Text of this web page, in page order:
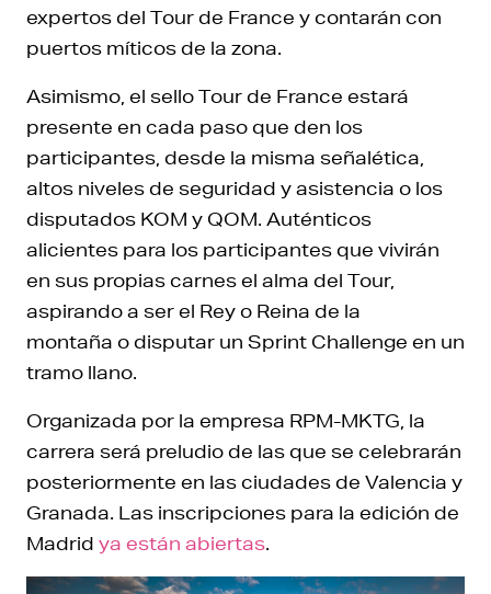
expertos del Tour de France y contarán con
puertos míticos de la zona.
Asimismo, el sello Tour de France estará
presente en cada paso que den los
participantes, desde la misma señalética,
altos niveles de seguridad y asistencia o los
disputados KOM y QOM. Auténticos
alicientes para los participantes que vivirán
en sus propias carnes el alma del Tour,
aspirando a ser el Rey o Reina de la
montaña o disputar un Sprint Challenge en un
tramo llano.
Organizada por la empresa RPM-MKTG, la
carrera será preludio de las que se celebrarán
posteriormente en las ciudades de Valencia y
Granada. Las inscripciones para la edición de
Madrid ya están abiertas.